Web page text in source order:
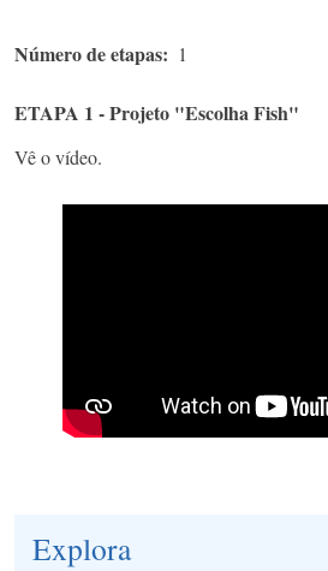
Número de etapas 1
ETAPA 1 - Projeto "Escolha Fish"
Vê o vídeo.
Explora